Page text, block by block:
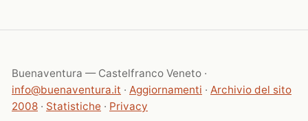
Buenaventura — Castelfranco Veneto ·
info@buenaventura.it · Aggiornamenti · Archivio del sito
2008 · Statistiche · Privacy